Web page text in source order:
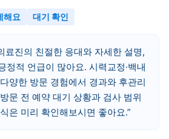
해요 대기 확인
료진의 친절한 응대와 자세한 설명,
정적 언급이 많아요. 시력교정·백내
양한 방문 경험에서 경과와 후관리
문 전 예약 대기 상황과 검사 범위
은 미리 확인해보시면 좋아요.